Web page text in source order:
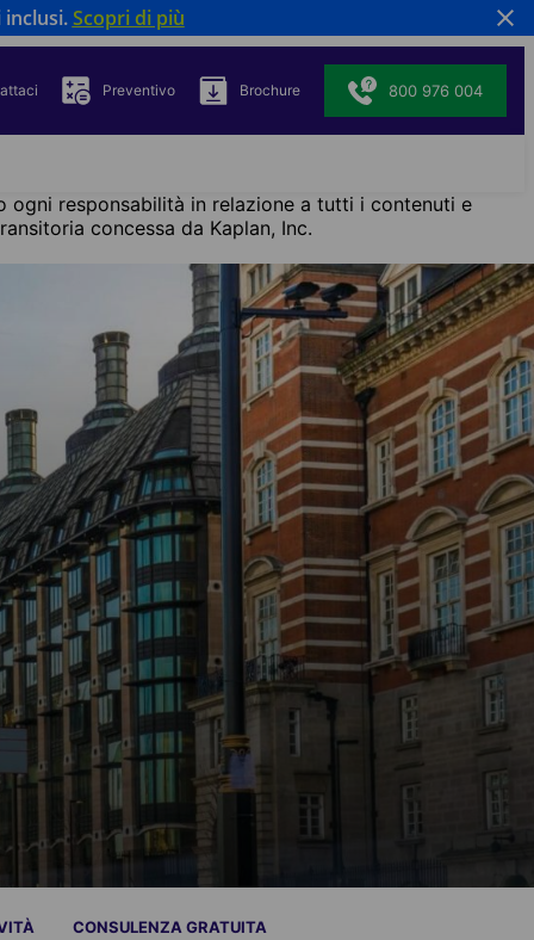
Preventivo Brochure 800 976 004
ogni responsabilità in relazione a tutti i contenuti e
concessa da Kaplan, Inc.
inclusi.Scopri di più
CONSULENZA GRATUITA